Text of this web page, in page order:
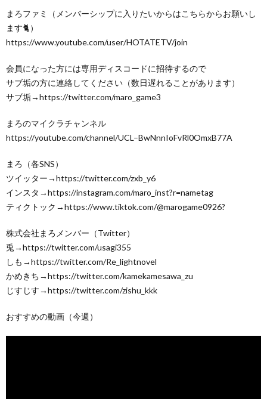
まろファミ（メンバーシップに入りたいからはこちらからお願いし
ます🐈）
https://www.youtube.com/user/HOTATETV/join
会員になった方には専用ディスコードに招待するので
サブ垢の方に連絡してください（数日遅れることがあります）
サブ垢→https://twitter.com/maro_game3
まろのマイクラチャンネル
https://youtube.com/channel/UCL–BwNnnIoFvRl0OmxB77A
まろ（各SNS）
ツイッター→https://twitter.com/zxb_y6
インスタ→https://instagram.com/maro_inst?r=nametag
ティクトック→https://www.tiktok.com/@marogame0926?
株式会社まろメンバー（Twitter）
兎→https://twitter.com/usagi355
しも→https://twitter.com/Re_lightnovel
かめきち→https://twitter.com/kamekamesawa_zu
じすじす→https://twitter.com/zishu_kkk
おすすめの動画（今週）